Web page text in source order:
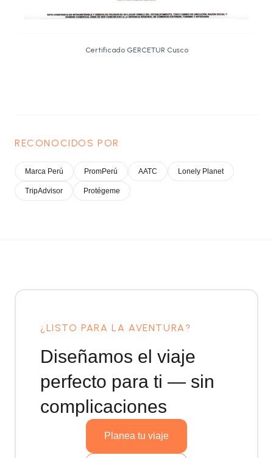
Certificado GERCETUR Cusco
RECONOCIDOS POR
Marca Perú PromPerú AATC Lonely Planet
TripAdvisor Protégeme
¿LISTO PARA LA AVENTURA?
Diseñamos el viaje
perfecto para ti — sin
complicaciones
Planea tu viaje